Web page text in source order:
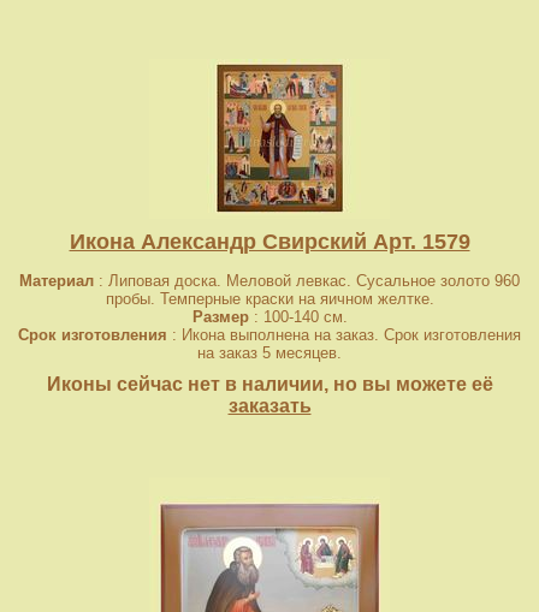
Икона Александр Свирский Арт. 1579
Материал : Липовая доска. Меловой левкас. Сусальное золото 960
пробы. Темперные краски на яичном желтке.
Размер: 100-140 см.
Срок изготовления : Икона выполнена на заказ. Срок изготовления
на заказ 5 месяцев.
Иконы сейчас нет в наличии, но вы можете её
заказать